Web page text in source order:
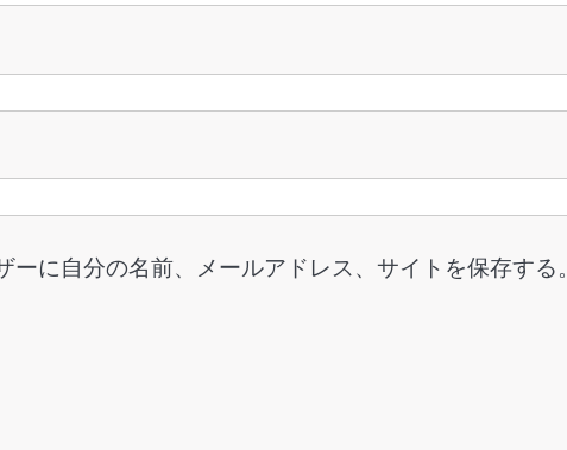
に自分の名前、メールアドレス、サイトを保存する。